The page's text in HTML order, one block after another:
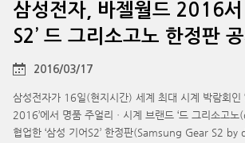
삼성전자, 바젤월드 2016서
S2’ 드 그리소고노 한정판 공
2016/03/17
삼성전자가 16일(현지시간) 세계 최대 시계 박람회인
2016’에서 명품 주얼리ㆍ시계 브랜드 ‘드 그리소고
협업한 ‘삼성 기어S2’ 한정판(Samsung Gear S2 by